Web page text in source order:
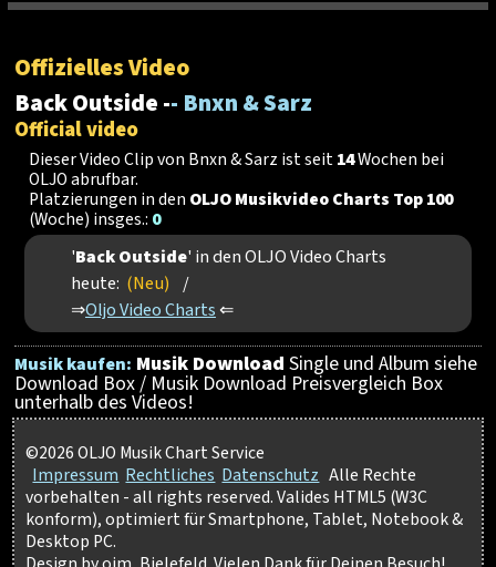
Offizielles Video
Back Outside -- Bnxn & Sarz
Official video
Dieser Video Clip von Bnxn & Sarz ist seit14Wochen bei
OLJO abrufbar.
Platzierungen in den OLJO Musikvideo Charts Top 100
(Woche) insges.: 0
'Back Outside' in den OLJO Video Charts
heute: (Neu)
/
⇒Oljo Video Charts ⇐
Musik kaufen: Musik Download Single und Album siehe
Download Box / Musik Download Preisvergleich Box
unterhalb des Videos!
©2026 OLJO Musik Chart Service
Impressum Rechtliches Datenschutz Alle Rechte
vorbehalten - all rights reserved. Valides HTML5 (W3C
konform), optimiert für Smartphone, Tablet, Notebook &
Desktop PC.